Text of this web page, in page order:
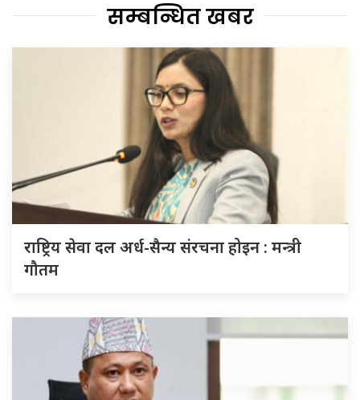
सम्बन्धित खबर
राष्ट्रिय सेवा दल अर्ध-सैन्य संरचना होइन : मन्त्री
गौतम